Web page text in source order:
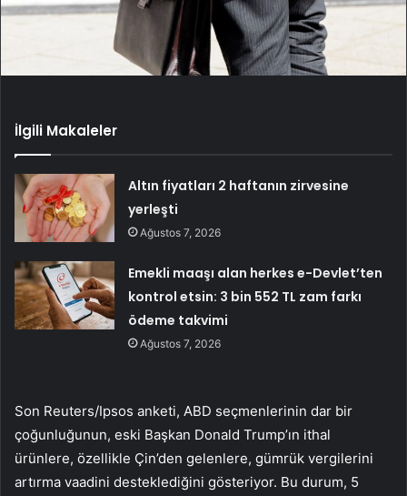
İlgili Makaleler
Altın fiyatları 2 haftanın zirvesine
yerleşti
Ağustos 7, 2026
Emekli maaşı alan herkes e-Devlet’ten
kontrol etsin: 3 bin 552 TL zam farkı
ödeme takvimi
Ağustos 7, 2026
Son Reuters/Ipsos anketi, ABD seçmenlerinin dar bir
çoğunluğunun, eski Başkan Donald Trump’ın ithal
ürünlere, özellikle Çin’den gelenlere, gümrük vergilerini
artırma vaadini desteklediğini gösteriyor. Bu durum, 5